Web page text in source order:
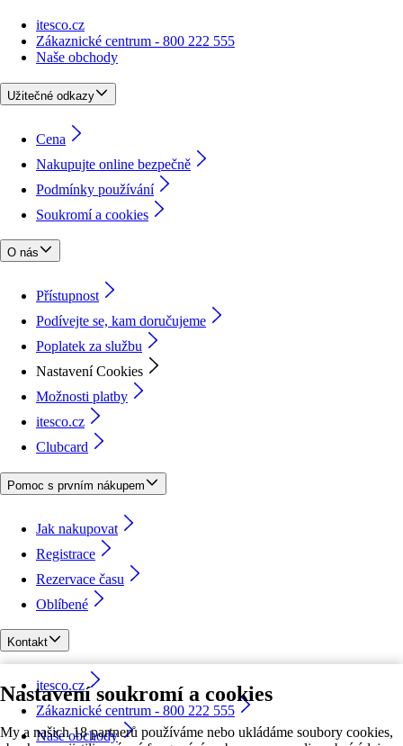
Nastavení soukromí a cookies
My a našich 18 partnerů používáme nebo ukládáme soubory cookies,
itesco.cz
Zákaznické centrum - 800 222 555
Naše obchody
Užitečné odkazy
Cena
Nakupujte online bezpečně
Podmínky používání
Soukromí a cookies
O nás
Přístupnost
Podívejte se, kam doručujeme
Poplatek za službu
Nastavení Cookies
Možnosti platby
itesco.cz
Clubcard
Pomoc s prvním nákupem
Jak nakupovat
Registrace
Rezervace času
Oblíbené
Kontakt
itesco.cz
Zákaznické centrum - 800 222 555
Naše obchody